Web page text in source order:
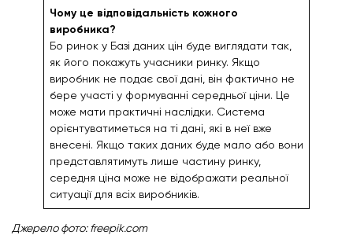
Чому це відповідальність кожного
виробника?
Бо ринок у Базі даних цін буде виглядати так,
як його покажуть учасники ринку. Якщо
виробник не подає свої дані, він фактично не
бере участі у формуванні середньої ціни. Це
може мати практичні наслідки. Система
орієнтуватиметься на ті дані, які в неї вже
внесені. Якщо таких даних буде мало або вони
представлятимуть лише частину ринку,
середня ціна може не відображати реальної
ситуації для всіх виробників.
Джерело фото: freepik.com